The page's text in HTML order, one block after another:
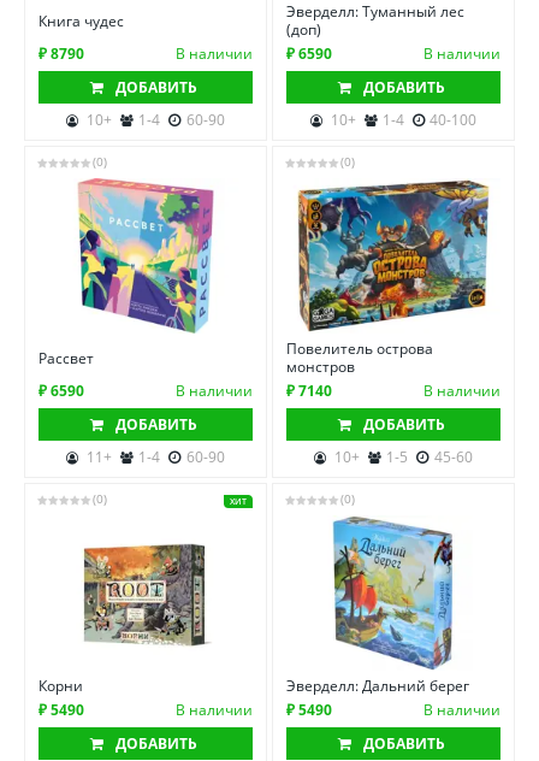
Книга чудес
₽ 8790
В наличии
ДОБАВИТЬ
10+
1-4 60-90
Эверделл: Туманный лес
(доп)
₽ 6590
В наличии
ДОБАВИТЬ
10+
1-4 40-100
(0)
Рассвет
₽ 6590
В наличии
ДОБАВИТЬ
11+
1-4 60-90
(0)
Повелитель острова
монстров
₽ 7140
В наличии
ДОБАВИТЬ
10+
1-5 45-60
(0) ХИТ
Корни
₽ 5490
В наличии
ДОБАВИТЬ
(0)
Эверделл: Дальний берег
₽ 5490
В наличии
ДОБАВИТЬ